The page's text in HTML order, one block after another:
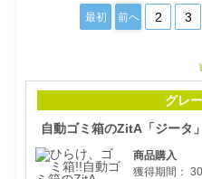
最初 前へ 2 3
グレ
自動ゴミ箱のZitA「ジータ」
商品購入
獲得期間：